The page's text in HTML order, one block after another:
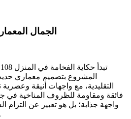
الجمال
المشروع بتصميم معماري
التقليدية، مع واجهات أنيقة
فائقة ومقاومة للظروف المناخية في
واجهة جذابة؛ بل هو تعبير عن التزام
يفقد رونقه مع مرور الزمن.